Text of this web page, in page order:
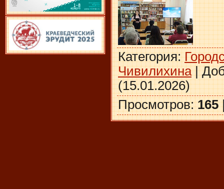
Категория:
Чивилихина|
(15.01.2026)
Просмотров: 165